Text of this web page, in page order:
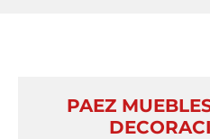
PAEZ